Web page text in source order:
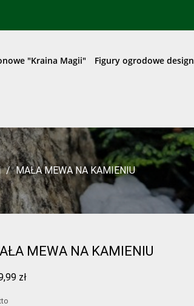
"Kraina Magii" Figury ogrodowe design
MAŁA MEWA NA KAMIENIU
MEWA NA KAMIENIU
zł